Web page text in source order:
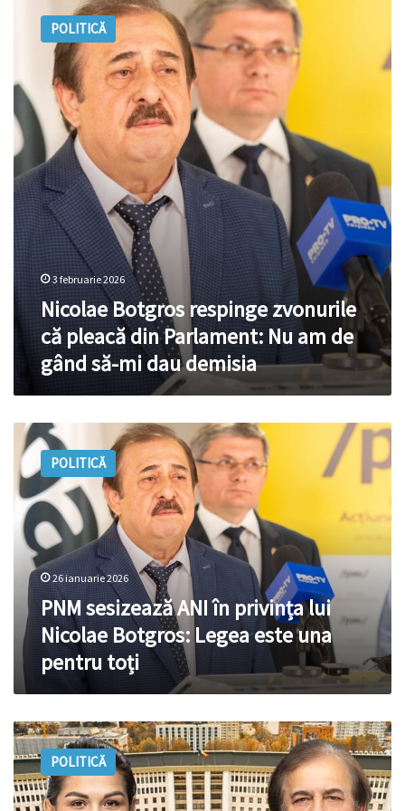
Botgros
respinge
zvonurile
pleacă
din
Parlament:
Nu
am
de
gând
să-
mi
dau
demisia
POLITICĂ
3 februarie 2026
Nicolae Botgros respinge zvonurile
că pleacă din Parlament: Nu am de
gând să-mi dau demisia
PNM
sesizează
ANI
în
privința
lui
Nicolae
Botgros:
Legea
una
pentru
POLITICĂ
26 ianuarie 2026
PNM sesizează ANI în privința lui
Nicolae Botgros: Legea este una
pentru toți
Fotolii
în
pericol?
Situația
în
POLITICĂ